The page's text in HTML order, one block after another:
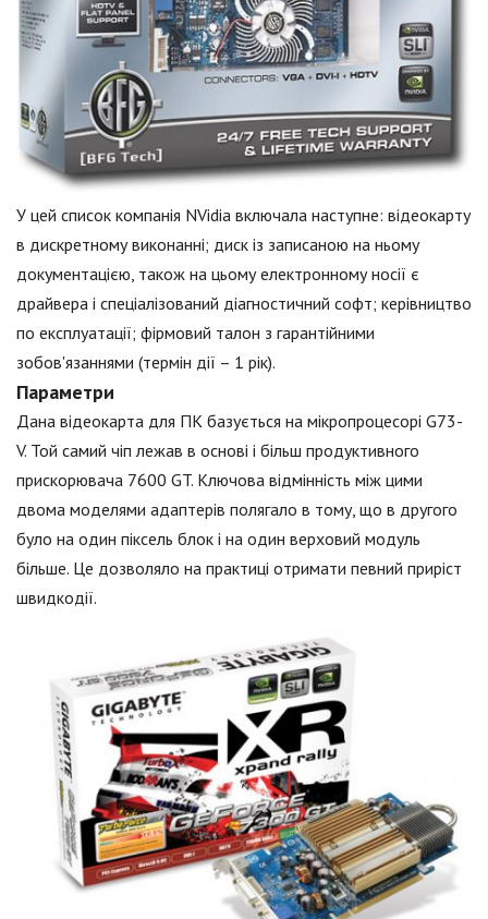
У цей список компанія NVidia включала наступне: відеокарту
в дискретному виконанні; диск із записаною на ньому
документацією, також на цьому електронному носії є
драйвера і спеціалізований діагностичний софт; керівництво
по експлуатації; фірмовий талон з гарантійними
зобов'язаннями (термін дії – 1 рік).
Параметри
Дана відеокарта для ПК базується на мікропроцесорі G73-
V. Той самий чіп лежав в основі і більш продуктивного
прискорювача 7600 GT. Ключова відмінність між цими
двома моделями адаптерів полягало в тому, що в другого
було на один піксель блок і на один верховий модуль
більше. Це дозволяло на практиці отримати певний приріст
швидкодії.